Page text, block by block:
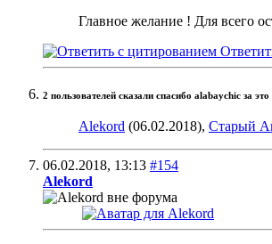
Главное желание ! Для всего
2 пользователей сказали cпасибо alabaychic за
Alekord (06.02.2018), Старый
06.02.2018, 13:13 #154
Alekord